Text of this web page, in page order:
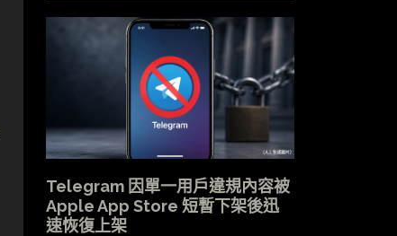
Telegram 因單一用戶違規內容被
Apple App Store 短暫下架後迅
速恢復上架